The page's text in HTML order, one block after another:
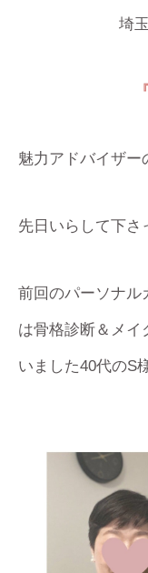
埼
魅力アドバイザー
先日いらして下
前回のパーソナル
は骨格診断＆メイ
いました40代のS